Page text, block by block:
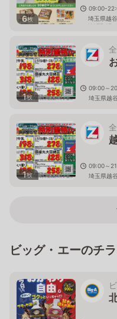
6枚
09:00-
埼玉県越
KAZE 1F
1枚
09:00～
埼玉県越
1枚
09:00～
埼玉県越
ビッグ・エーのチ